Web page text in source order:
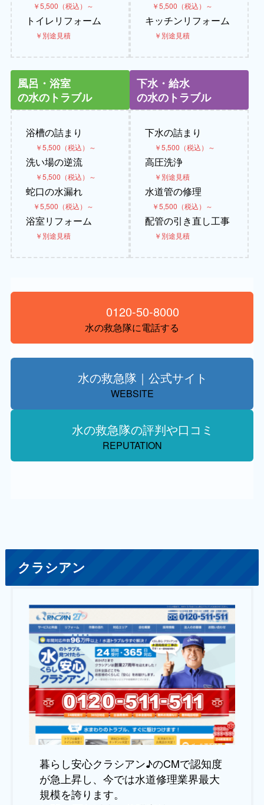
￥5,500（税込）～
トイレリフォーム
￥別途見積
￥5,500（税込）～
キッチンリフォーム
￥別途見積
風呂・浴室
の水のトラブル
浴槽の詰まり
￥5,500（税込）～
洗い場の逆流
￥5,500（税込）～
蛇口の水漏れ
￥5,500（税込）～
浴室リフォーム
￥別途見積
下水・給水
の水のトラブル
下水の詰まり
￥5,500（税込）～
高圧洗浄
￥別途見積
水道管の修理
￥5,500（税込）～
配管の引き直し工事
￥別途見積
0120-50-8000
水の救急隊に電話する
水の救急隊｜公式サイト
WEBSITE
水の救急隊の評判や口コミ
REPUTATION
クラシアン
暮らし安心クラシアン♪のCMで認知度
が急上昇し、今では水道修理業界最大
規模を誇ります。